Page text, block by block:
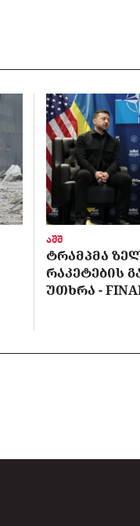
აშშ
ᲢᲠᲐᲛᲞᲛᲐ
ᲠᲐᲙᲔᲢᲔᲑᲘᲡ
ᲣᲗᲮᲠᲐ -